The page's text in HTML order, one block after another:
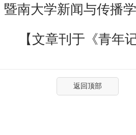
暨南大学新闻与传播
【文章刊于《青年记
返回顶部